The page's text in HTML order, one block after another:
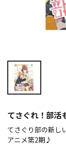
てさぐれ！部
てさぐり部の新し
アニメ第2期♪